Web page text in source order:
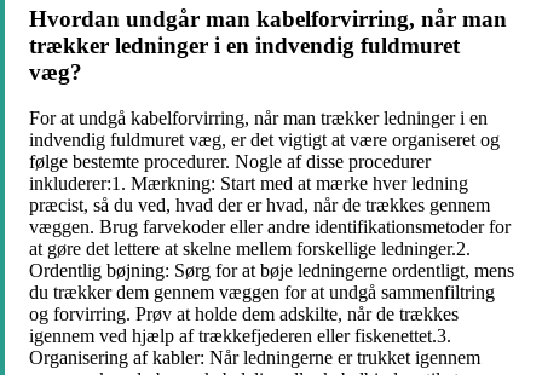
Hvordan undgår man kabelforvirring, når man
trækker ledninger i en indvendig fuldmuret
væg?
For at undgå kabelforvirring, når man trækker ledninger i en
indvendig fuldmuret væg, er det vigtigt at være organiseret og
følge bestemte procedurer. Nogle af disse procedurer
inkluderer:1. Mærkning: Start med at mærke hver ledning
præcist, så du ved, hvad der er hvad, når de trækkes gennem
væggen. Brug farvekoder eller andre identifikationsmetoder for
at gøre det lettere at skelne mellem forskellige ledninger.2.
Ordentlig bøjning: Sørg for at bøje ledningerne ordentligt, mens
du trækker dem gennem væggen for at undgå sammenfiltring
og forvirring. Prøv at holde dem adskilte, når de trækkes
igennem ved hjælp af trækkefjederen eller fiskenettet.3.
Organisering af kabler: Når ledningerne er trukket igennem